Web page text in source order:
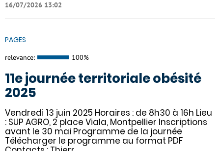
16/07/2026 13:02
PAGES
relevance: 100%
11e journée territoriale obésité
2025
Vendredi 13 juin 2025 Horaires : de 8h30 à 16h Lieu
: SUP AGRO, 2 place Viala, Montpellier Inscriptions
avant le 30 mai Programme de la journée
Télécharger le programme au format PDF